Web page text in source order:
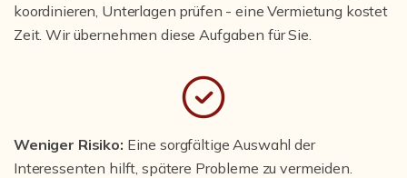
koordinieren, Unterlagen prüfen - eine Vermietung kostet
Zeit. Wir übernehmen diese Aufgaben für Sie.
Weniger Risiko: Eine sorgfältige Auswahl der
Interessenten hilft, spätere Probleme zu vermeiden.